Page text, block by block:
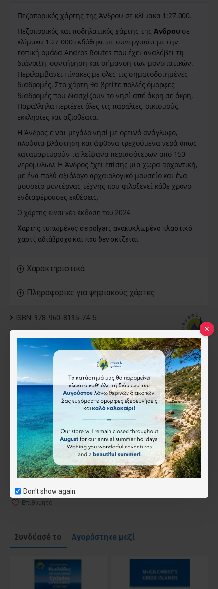
Don't show again.
Πεζοπορικός χάρτης της Άνδρου σε κλίμακα 1:27.000.
Πεζοπορικός και ποδηλατικός χάρτης της Άνδρου σε
κλίμακα 1:27 000 εκδόθηκε σε συνεργασία με την
τοπική ομάδα Andros Routes που έχει αναλάβει τη
διάνοιξη, συντήρηση και σήμανση των μονοπατικών.
Περιλαμβάνει πίνακες με όλες τις σηματοδοτημένες
διαδρομές. Στο χάρτη θα βρείτε πολλές όμορφες
διαδρομές που διασχίζουν το νησί από άκρη σε άκρη.
Παράλληλα περιέχει όλες τις παραλίες, οικισμούς,
εκκλησίες και αξιοθέατα.
Η Άνδρος είναι μεγάλο νησί με ορεινό ανάγλυφο,
πλούσια βλάστηση και άφθονα τρεχούμενα νερά όπως
καταμαρτυρούν τα λείψανα περισσότερων απο 150
νερόμυλων. Η Άνδρος έχει επίσης μια χώρα αρχοντική,
με ένα πολύ αξιόλογο αρχαιολογικό μουσείο και ένα
μουσείο μοντέρνας τέχνης που φιλοξενεί κάθε χρόνο
ενδιαφέρουσες εκθέσεις.
Ο χάρτης είναι νέα έκδοση του 2024.
Χάρτης τυπωμένος σε polyart, ανακυκλωμένο πλαστικό
χαρτί, αδιάβροχο και που δεν σκίζεται.
Χαρακτηριστικά
Πληροφορίες για ψηφιακούς χάρτες
ISBN: 978-960-8195-74-5
Anavasi
8.50€
Τύπος
Έντυπος
Ψηφιακός (όχι για το app)
Επιθυμητό
Συνδύασέ το Αγοράστηκε μαζί